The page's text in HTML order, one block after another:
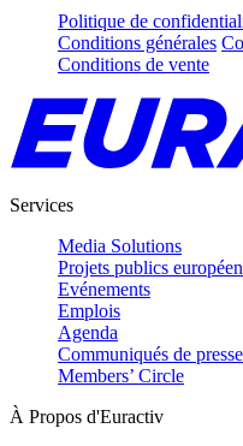
Politique de
Conditions générales
Conditions de vente
Services
Media Solutions
Projets publics
Evénements
Emplois
Agenda
Communiqués de presse
Members’ Circle
À Propos d'Euractiv